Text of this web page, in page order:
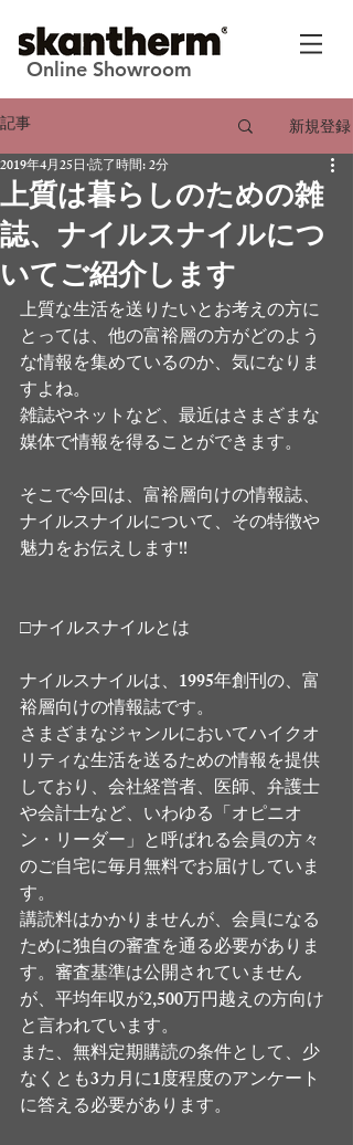
Online Showroom
記事 新規登録
上質は暮らしのための雑
誌、ナイルスナイルにつ
いてご紹介します
2019年4月25日 読了時間: 2分
上質な生活を送りたいとお考えの方に
とっては、他の富裕層の方がどのよう
な情報を集めているのか、気になりま
すよね。
雑誌やネットなど、最近はさまざまな
媒体で情報を得ることができます。
そこで今回は、富裕層向けの情報誌、
ナイルスナイルについて、その特徴や
魅力をお伝えします!!
□ナイルスナイルとは
ナイルスナイルは、1995年創刊の、富
裕層向けの情報誌です。
さまざまなジャンルにおいてハイクオ
リティな生活を送るための情報を提供
しており、会社経営者、医師、弁護士
や会計士など、いわゆる「オピニオ
ン・リーダー」と呼ばれる会員の方々
のご自宅に毎月無料でお届けしていま
す。
講読料はかかりませんが、会員になる
ために独自の審査を通る必要がありま
す。審査基準は公開されていません
が、平均年収が2,500万円越えの方向け
と言われています。
また、無料定期購読の条件として、少
なくとも3カ月に1度程度のアンケート
に答える必要があります。